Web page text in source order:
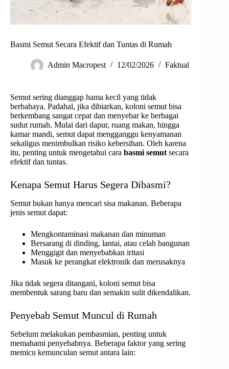
Basmi Semut Secara Efektif dan Tuntas di Rumah
Admin Macropest 12/02/2026 Faktual
Semut sering dianggap hama kecil yang tidak
berbahaya. Padahal, jika dibiarkan, koloni semut bisa
berkembang sangat cepat dan menyebar ke berbagai
sudut rumah. Mulai dari dapur, ruang makan, hingga
kamar mandi, semut dapat mengganggu kenyamanan
sekaligus menimbulkan risiko kebersihan. Oleh karena
itu, penting untuk mengetahui cara basmi semut secara
efektif dan tuntas.
Kenapa Semut Harus Segera Dibasmi?
Semut bukan hanya mencari sisa makanan. Beberapa
jenis semut dapat:
Mengkontaminasi makanan dan minuman
Bersarang di dinding, lantai, atau celah bangunan
Menggigit dan menyebabkan iritasi
Masuk ke perangkat elektronik dan merusaknya
Jika tidak segera ditangani, koloni semut bisa
membentuk sarang baru dan semakin sulit dikendalikan.
Penyebab Semut Muncul di Rumah
Sebelum melakukan pembasmian, penting untuk
memahami penyebabnya. Beberapa faktor yang sering
memicu kemunculan semut antara lain: